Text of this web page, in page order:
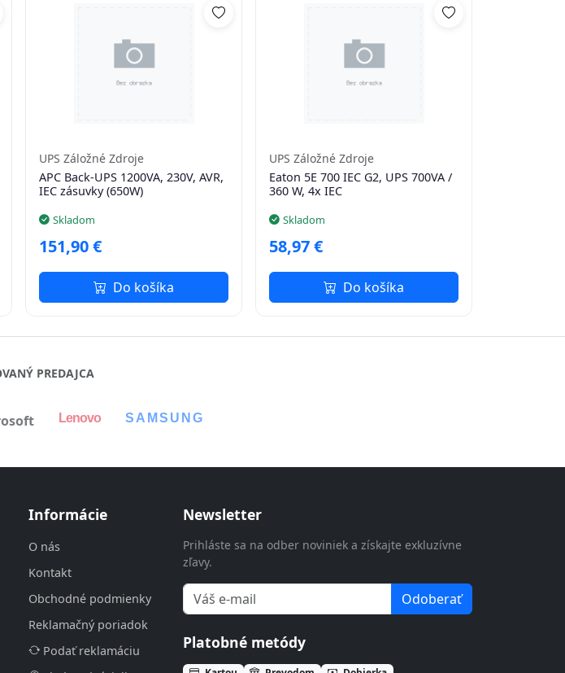
UPS Záložné Zdroje
APC Back-UPS 1200VA, 230V, AVR,
IEC zásuvky (650W)
Skladom
151,90 €
Do košíka
UPS Záložné Zdroje
Eaton 5E 700 IEC G2, UPS 700VA /
360 W, 4x IEC
Skladom
58,97 €
Do košíka
PREDAJCA
Lenovo SAMSUNG
Informácie
O nás
Kontakt
Obchodné podmienky
Reklamačný poriadok
Podať reklamáciu
Newsletter
Prihláste sa na odber noviniek a získajte exkluzívne
zľavy.
Odoberať
Platobné metódy